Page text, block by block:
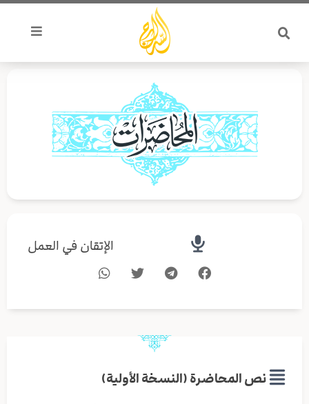
تخطي
المحتوى
الإتقان في العمل
نص المحاضرة (النسخة الأولية)